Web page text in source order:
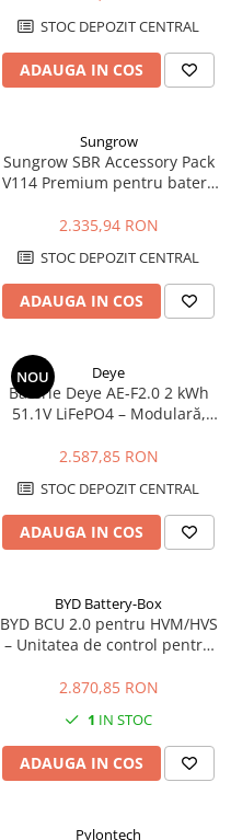
STOC DEPOZIT CENTRAL
ADAUGA IN COS
Sungrow
Sungrow SBR Accessory Pack
V114 Premium pentru baterii
2.335,94 RON
STOC DEPOZIT CENTRAL
ADAUGA IN COS
NOU Deye
Baterie Deye AE-F2.0 2 kWh
51.1V LiFePO4 – Modulară,
Fotovoltaice
2.587,85 RON
STOC DEPOZIT CENTRAL
ADAUGA IN COS
BYD Battery-Box
BYD BCU 2.0 pentru HVM/HVS
– Unitatea de control pentru
2.870,85 RON
1 IN STOC
ADAUGA IN COS
Pylontech